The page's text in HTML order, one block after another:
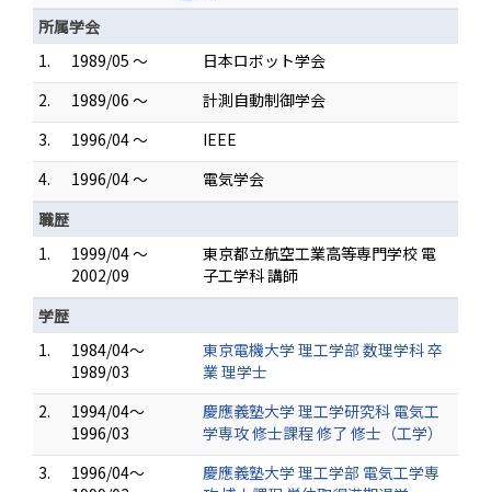
所属学会
1.
1989/05 ～
日本ロボット学会
2.
1989/06 ～
計測自動制御学会
3.
1996/04 ～
IEEE
4.
1996/04 ～
電気学会
職歴
1.
1999/04 ～
2002/09
東京都立航空工業高等専門学校 電
子工学科 講師
学歴
1.
1984/04～
1989/03
東京電機大学 理工学部 数理学科 卒
業 理学士
2.
1994/04～
1996/03
慶應義塾大学 理工学研究科 電気工
学専攻 修士課程 修了 修士（工学）
3.
1996/04～
慶應義塾大学 理工学部 電気工学専